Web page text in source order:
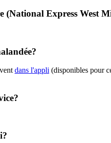
(National Express West
dans l'appli (disponibles pour